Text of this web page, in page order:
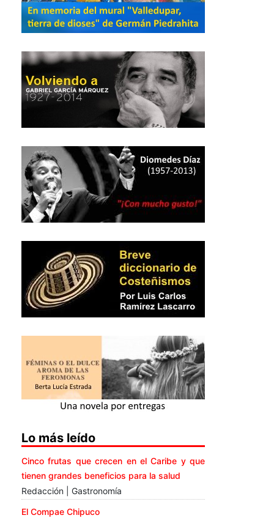
Lo más leído
Cinco frutas que crecen en el Caribe y que
tienen grandes beneficios para la salud
Redacción | Gastronomía
El Compae Chipuco